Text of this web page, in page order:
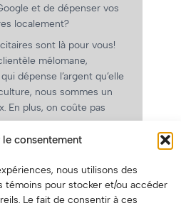
le consentement
nous utilisons des
témoins pour stocker et/ou accéder
Le fait de consentir à ces
et de dépenser vos
localement?
sont là pour vous!
mélomane,
dépense l’argent qu’elle
nous sommes un
En plus, on coûte pas
tarifaire intéressante et
tarifs spéciaux pour